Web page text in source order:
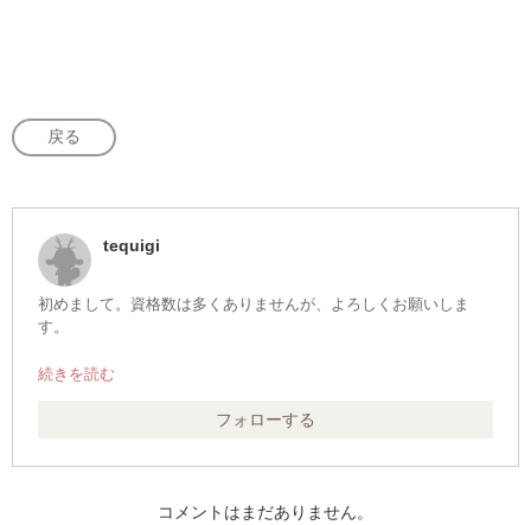
戻る
tequigi
初めまして。資格数は多くありませんが、よろしくお願いしま
す。
保持資格:
フォローする
コメントはまだありません。